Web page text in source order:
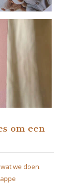
om een
we doen.